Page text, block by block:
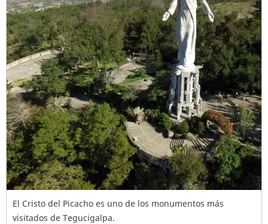
El Cristo del Picacho es uno de los monumentos más
visitados de Tegucigalpa.